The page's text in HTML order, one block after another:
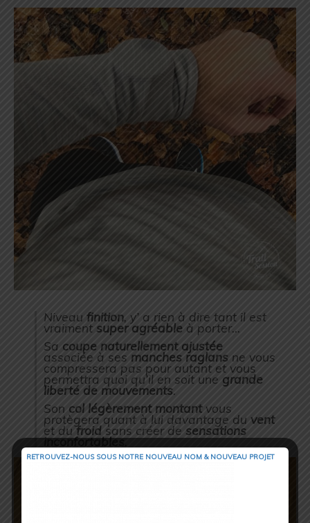
Niveau finition, y’ a rien à dire tant il est
vraiment super agréable à porter…
Sa coupe naturellement ajustée
associée à ses manches raglans ne vous
compressera pas pour autant et vous
permettra quoi qu’il en soit une grande
liberté de mouvements.
Son col légèrement montantvous
protègera quant à lui davantage du vent
et dufroid sans créer de sensations
inconfortables.
RETROUVEZ-NOUS SOUS NOTRE NOUVEAU NOM & NOUVEAU PROJET